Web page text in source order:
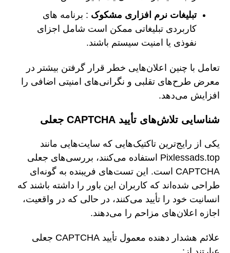
تبلیغات نرم افزاری مشکوک : برنامه های
کاربردی تبلیغاتی ممکن است شامل اجزای
نفوذی یا امنیت سیستم باشند.
تعامل با چنین اعلان‌هایی خطر قرار گرفتن بیشتر در
معرض طرح‌های تقلبی و نگرانی‌های امنیتی اضافی را
افزایش می‌دهد.
شناسایی تلاش‌های تأیید CAPTCHA جعلی
یکی از رایج‌ترین تاکتیک‌هایی که سایت‌هایی مانند
Pixlessads.top استفاده می‌کنند، بررسی‌های جعلی
CAPTCHA است. این تست‌های فریبنده به گونه‌ای
طراحی شده‌اند که کاربران این باور را داشته باشند که
انسانیت خود را تأیید می‌کنند، در حالی که در واقعیت،
اجازه اعلان‌های مزاحم را می‌دهند.
علائم هشدار دهنده معمول تأیید CAPTCHA جعلی